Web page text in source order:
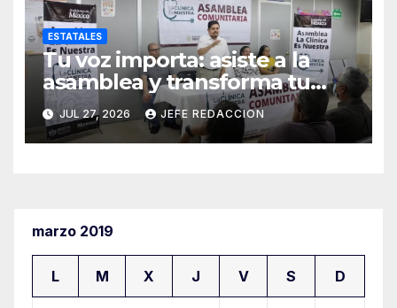
ESTATALES
Tu voz importa: asiste a la
asamblea y transforma tu
clínica del IMSS-Bienestar
JUL 27, 2026 JEFE REDACCION
marzo 2019
L M X J V S D